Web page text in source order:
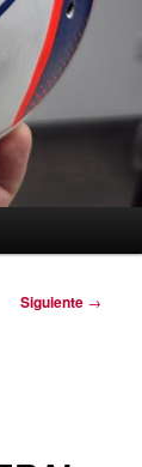
Siguiente →